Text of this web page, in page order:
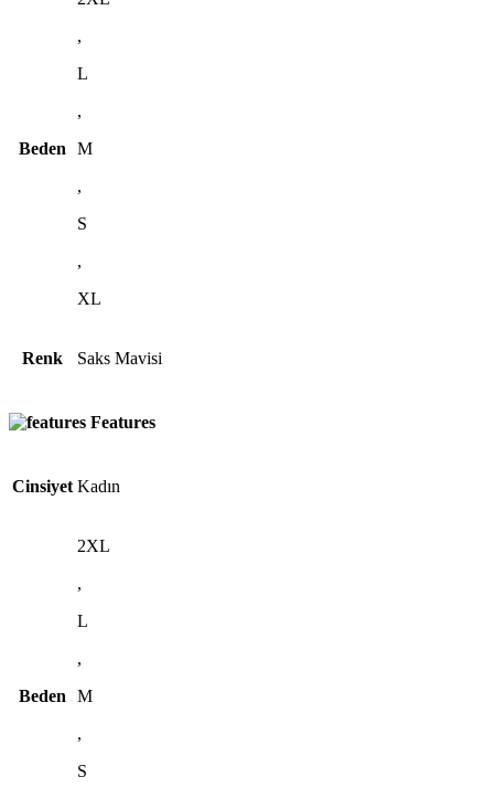
Beden
,
L
,
M
,
S
,
XL
Renk Saks Mavisi
Features
Cinsiyet Kadın
Beden
2XL
,
L
,
M
,
S